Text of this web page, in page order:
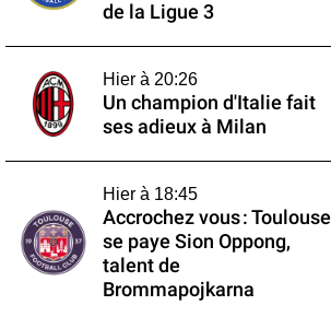
de la Ligue 3
Hier à 20:26
Un champion d'Italie fait
ses adieux à Milan
Hier à 18:45
Accrochez vous : Toulouse
se paye Sion Oppong,
talent de
Brommapojkarna